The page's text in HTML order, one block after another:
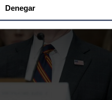
de varios metros
analizándolo activamente
(huellas digitales)
cómo se procesan sus
en lasección de
en cualquier
Denegar